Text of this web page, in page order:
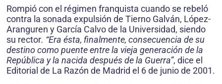
Rompió con el régimen franquista cuando se rebeló
contra la sonada expulsión de Tierno Galván, López-
Aranguren y García Calvo de la Universidad, siendo
su rector. “Era ésta, finalmente, consecuencia de su
destino como puente entre la vieja generación de la
República y la nacida después de la Guerra”, dice el
Editorial de La Razón de Madrid el 6 de junio de 2001.